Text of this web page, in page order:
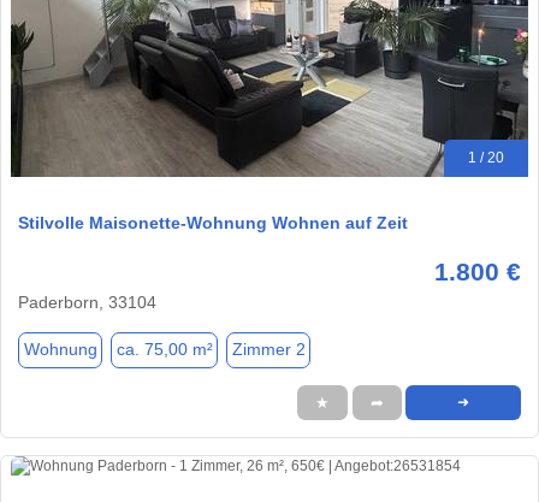
1 / 20
Stilvolle Maisonette-Wohnung Wohnen auf Zeit
1.800 €
Paderborn, 33104
Wohnung ca. 75,00 m² Zimmer 2
★ ➦ ➜